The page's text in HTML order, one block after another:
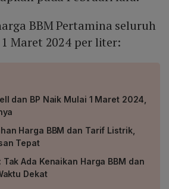
BBM Pertamina seluruh
Maret 2024 per liter:
dan BP Naik Mulai 1 Maret 2024,
Harga BBM dan Tarif Listrik,
Tepat
Tak Ada Kenaikan Harga BBM dan
Dekat